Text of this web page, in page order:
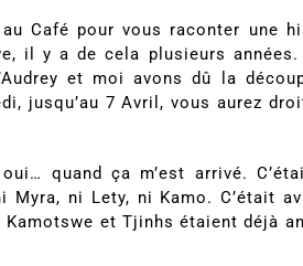
Café pour vous raconter une
il y a de cela plusieurs années.
et moi avons dû la
jusqu’au 7 Avril, vous aurez
quand ça m’est arrivé.
ni Lety, ni Kamo. C’était
et Tjinhs étaient déjà